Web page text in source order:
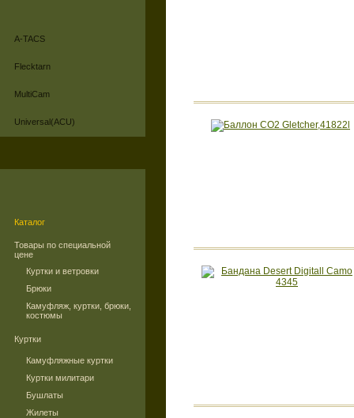
A-TACS
Flecktarn
MultiCam
Universal(ACU)
Каталог
Товары по специальной
цене
Куртки и ветровки
Брюки
Камуфляж, куртки, брюки,
костюмы
Куртки
Камуфляжные куртки
Куртки милитари
Бушлаты
Жилеты